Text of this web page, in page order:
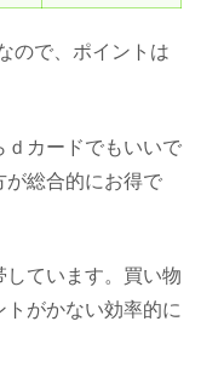
ので、ポイントは
ｄカードでもいいで
が総合的にお得で
ています。買い物
がかない効率的に